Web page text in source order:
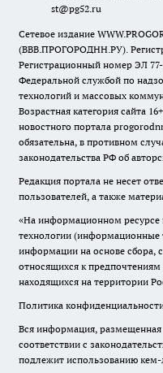
st@pg52.ru
Сетевое издание
(ВВВ.ПРОГОРОДНН.РУ).
Регистрационный номер ЭЛ 77-
Федеральной службой по
технологий и массовых
Возрастная категория сайта
новостного портала
обязательна, в противном
законодательства РФ об
Редакция портала не несет
пользователей, а также
«На информационном ресурсе
технологии (информационные
информации на основе сбора,
относящихся к
находящихся на территории
Политика
Вся информация, размещенная
соответствии с
подлежит использованию